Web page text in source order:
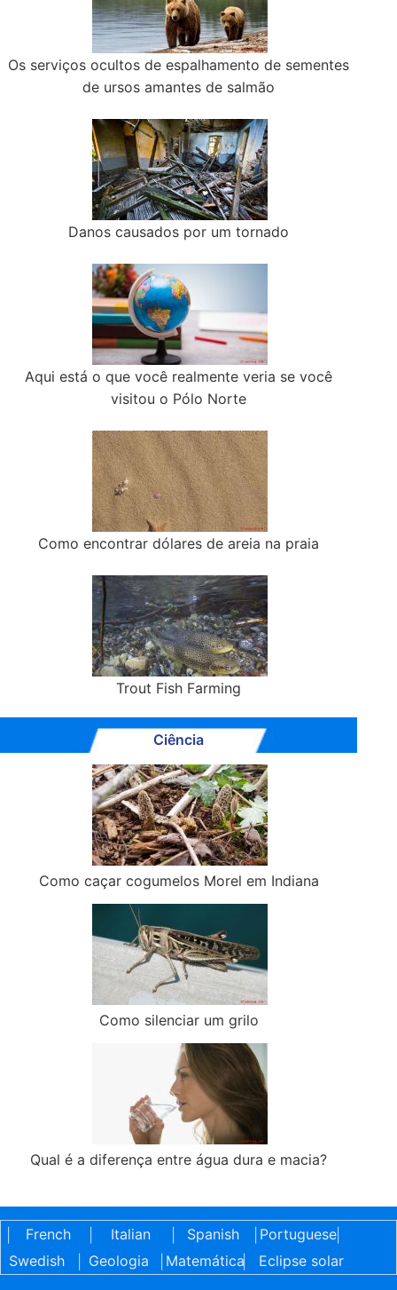
Os serviços ocultos de espalhamento de sementes
de ursos amantes de salmão
Danos causados por um tornado
Aqui está o que você realmente veria se você
visitou o Pólo Norte
Como encontrar dólares de areia na praia
Trout Fish Farming
Ciência
Como caçar cogumelos Morel em Indiana
Como silenciar um grilo
Qual é a diferença entre água dura e macia?
French Italian Spanish Portuguese|
Swedish
Geologia Matemática| Eclipse solar